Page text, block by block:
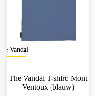
The Vandal
The Vandal T-shirt: Mont
Ventoux (blauw)